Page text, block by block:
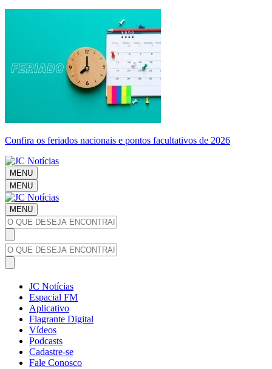
Confira os feriados nacionais e pontos facultativos de 2026
MENU
MENU
MENU
JC Notícias
Espacial FM
Aplicativo
Flagrante Digital
Vídeos
Podcasts
Cadastre-se
Fale Conosco